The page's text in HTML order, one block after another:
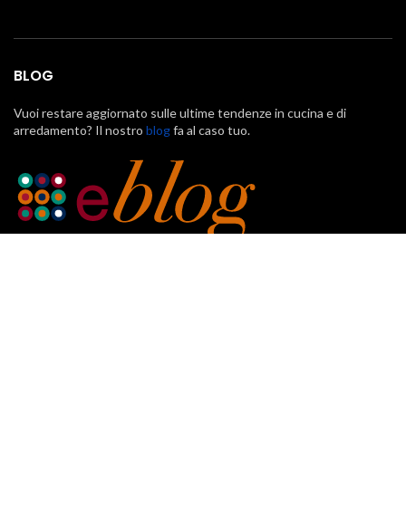
BLOG
Vuoi restare aggiornato sulle ultime tendenze in cucina e di
arredamento? Il nostro blogfa al caso tuo.